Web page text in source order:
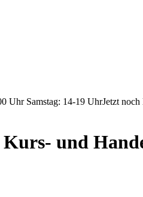
Uhr Samstag: 14-19 UhrJetzt
und